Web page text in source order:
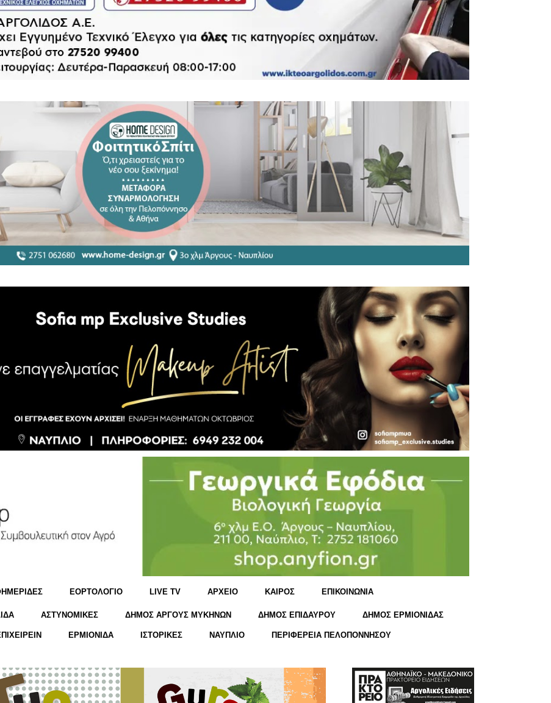
ΕΟΡΤΟΛΟΓΙΟ LIVE TV ΑΡΧΕΙΟ KΑΙΡΟΣ ΕΠΙΚΟΙΝΩΝΙΑ
ΑΣΤΥΝΟΜΙΚΕΣ ΔΗΜΟΣ ΑΡΓΟΥΣ ΜΥΚΗΝΩΝ ΔΗΜΟΣ ΕΠΙΔΑΥΡΟΥ ΔΗΜΟΣ ΕΡΜΙΟΝΙΔΑΣ
ΕΡΜΙΟΝΙΔΑ ΙΣΤΟΡΙΚΕΣ ΝΑΥΠΛΙΟ ΠΕΡΙΦΕΡΕΙΑ ΠΕΛΟΠΟΝΝΗΣΟΥ